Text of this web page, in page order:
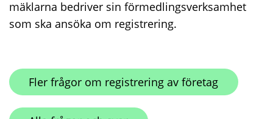
mäklarna bedriver sin förmedlingsverksamhet
som ska ansöka om registrering.
Fler frågor om registrering av företag